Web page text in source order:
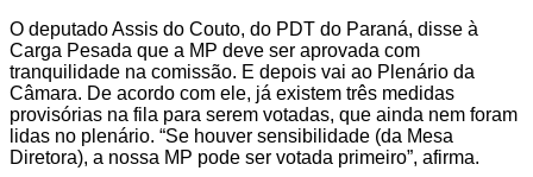
O deputado Assis do Couto, do PDT do Paraná, disse à
Carga Pesada que a MP deve ser aprovada com
tranquilidade na comissão. E depois vai ao Plenário da
Câmara. De acordo com ele, já existem três medidas
provisórias na fila para serem votadas, que ainda nem foram
lidas no plenário. “Se houver sensibilidade (da Mesa
Diretora), a nossa MP pode ser votada primeiro”, afirma.